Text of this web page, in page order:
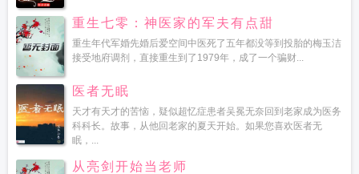
重生七零：神医家的军夫有点甜
重生年代军婚先婚后爱空间中医死了五年都没等到投胎的梅玉洁
接受地府调剂，直接重生到了1979年，成了一个骗财...
医者无眠
天才有天才的苦恼，疑似超忆症患者吴冕无奈回到老家成为医务
科科长。故事，从他回老家的夏天开始。如果您喜欢医者无
眠，...
从亮剑开始当老师